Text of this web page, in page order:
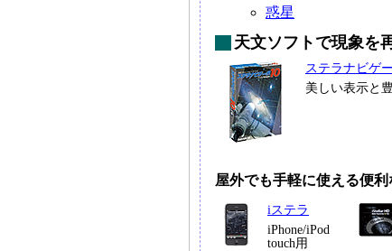
惑星
天文ソフトで現象を
ステラナビゲ
美しい表示と
屋外でも手軽に使える便
iステラ
iPhone/iPod
touch用